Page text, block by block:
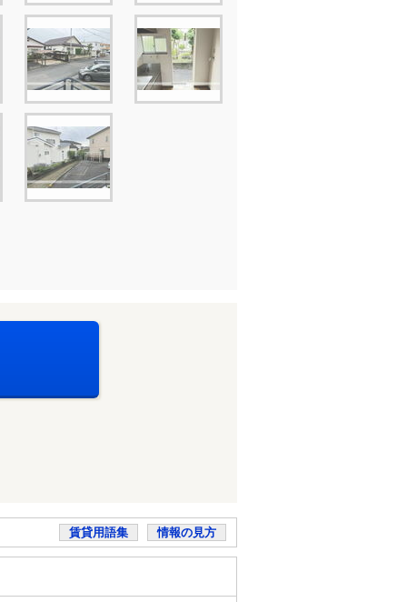
賃貸用語集 情報の見方